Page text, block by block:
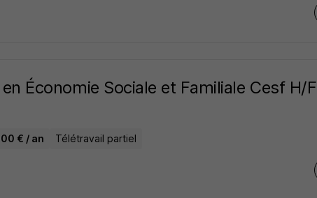
Économie Sociale et Familiale Cesf H/F
€ / an Télétravail partiel